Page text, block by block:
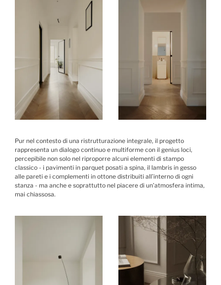
Pur nel contesto di una ristrutturazione integrale, il progetto
rappresenta un dialogo continuo e multiforme con il genius loci,
percepibile non solo nel riproporre alcuni elementi di stampo
classico - i pavimenti in parquet posati a spina, il lambris in gesso
alle pareti e i complementi in ottone distribuiti all’interno di ogni
stanza - ma anche e soprattutto nel piacere di un’atmosfera intima,
mai chiassosa.